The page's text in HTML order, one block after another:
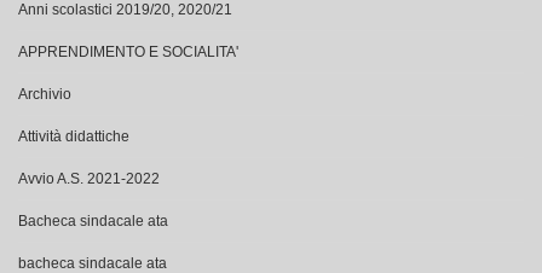
Anni scolastici 2019/20, 2020/21
APPRENDIMENTO E SOCIALITA'
Archivio
Attività didattiche
Avvio A.S. 2021-2022
Bacheca sindacale ata
bacheca sindacale ata